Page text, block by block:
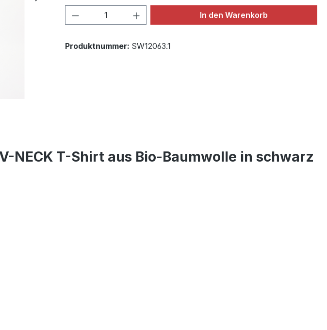
Produkt Anzahl: Gib den gewünschten Wert
In den Warenkorb
Produktnummer: SW12063.1
NECK T-Shirt aus Bio-Baumwolle in schwarz